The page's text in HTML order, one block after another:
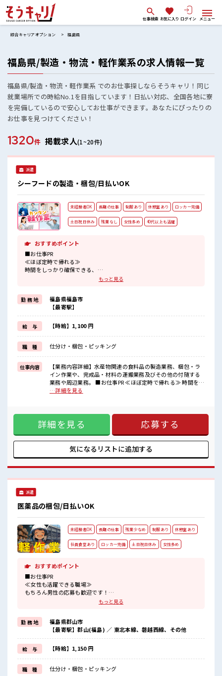
仕事検索 お気に入り ログイン メニュー
綜合キャリアオプション 福島県
福島県/製造・物流・軽作業系の求人情報一覧
福島県/製造・物流・軽作業系 でのお仕事探しならそうキャリ！同じ
就業場所での時給No.1を目指しています！日払い対応、全国各地に寮
を完備しているので安心してお仕事ができます。あなたにぴったりの
お仕事を見つけてください！
1320件 掲載求人(1~20件)
派遣
シーフードの製造・梱包/日払いOK
未経験者OK 長期の仕事 制服あり 休憩室あり ロッカー完備
土日祝日休み 残業なし 女性多め 40代以上も活躍
おすすめポイント
■お仕事PR
≪ほぼ定時で帰れる≫
時間をしっかり確保できる、
≪女性も仕事をしやすい職場≫
もちろん男性の応募も歓迎！
≪週休2日制≫
週末は家族や友人と一緒にプライベート満喫！
≪機能的な制服アリ≫
制服があるので、
毎日の服装の悩み解消♪
≪未経験の方も大カンゲイ≫
新しいことにチャレンジするのは不安だけど、
しっかり働く環境が整っています！
イチからスキルUP・ステップUP目指していきましょう！
■職場の雰囲気
オンオフの切替もできちゃう！
ロッカーあり！
安心してお仕事に集中♪
もっと見る
勤 務 地
福島県福島市
【最寄駅】
給 与 【時給】1,100 円
職 種 仕分け・梱包・ピッキング
仕事内容
【業務内容詳細】水産物関連の食料品の製造業務、梱包・ラ
イン作業や、完成品・材料の運搬業務及びその他の付随する
業務や周辺業務。 ■お仕事PR ≪ほぼ定時で帰れる≫ 時間をし
っかり確保できる、 残業基本ナシのお仕事♪ オンとオフをき
族や友人と一緒にプライベート満喫！ ≪機能的な制服アリ≫
制服があるので、 毎日の服装の悩み解消♪ ≪未経験の方も大
カンゲイ≫ 新しいことにチャレンジするのは不安だけど、 し
っかり働く環境が整っています！ イチからスキルUP・ステッ
プUP目指していきましょう！ ■職場の雰囲気 女性が多めの職
場です♪ しっかり休める休憩室あり！ オンオフの切替もでき
…詳細を見る
詳細を見る 応募する
気になるリストに追加する
派遣
医薬品の梱包/日払いOK
未経験者OK 長期の仕事 残業少なめ 制服あり 休憩室あり
社員食堂あり ロッカー完備 土日祝日休み 女性多め
おすすめポイント
■お仕事PR
≪女性も活躍できる職場≫
もちろん男性の応募も歓迎です！
場合によってはお願いすることもあります♪
≪週休2日制≫
週末は家族や友人と一緒にプライベート満喫！
制服があると毎日の服選びに悩まずOK♪
≪未経験の方も大カンゲイ≫
新しいことにチャレンジするのは不安だけど、
しっかり働く環境が整っています！
イチからスキルUP・ステップUP目指していきましょう！
もっと見る
勤 務 地
福島県郡山市
【最寄駅】郡山(福島) ／ 東北本線、磐越西線、その他
給 与 【時給】1,150 円
職 種 仕分け・梱包・ピッキング